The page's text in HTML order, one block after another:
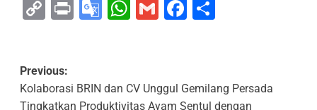
CopyPrintGoogle
WhatsApp
GmailFacebook
Share
Previous:
Kolaborasi BRIN dan CV Unggul Gemilang Persada
Tingkatkan Produktivitas Ayam Sentul dengan